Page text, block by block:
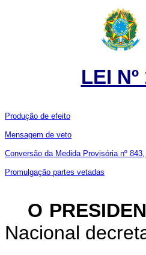
LEI
Produção de efeito
Mensagem de veto
Conversão da Medida Provisória nº
Promulgação partes vetadas
O
Nacional